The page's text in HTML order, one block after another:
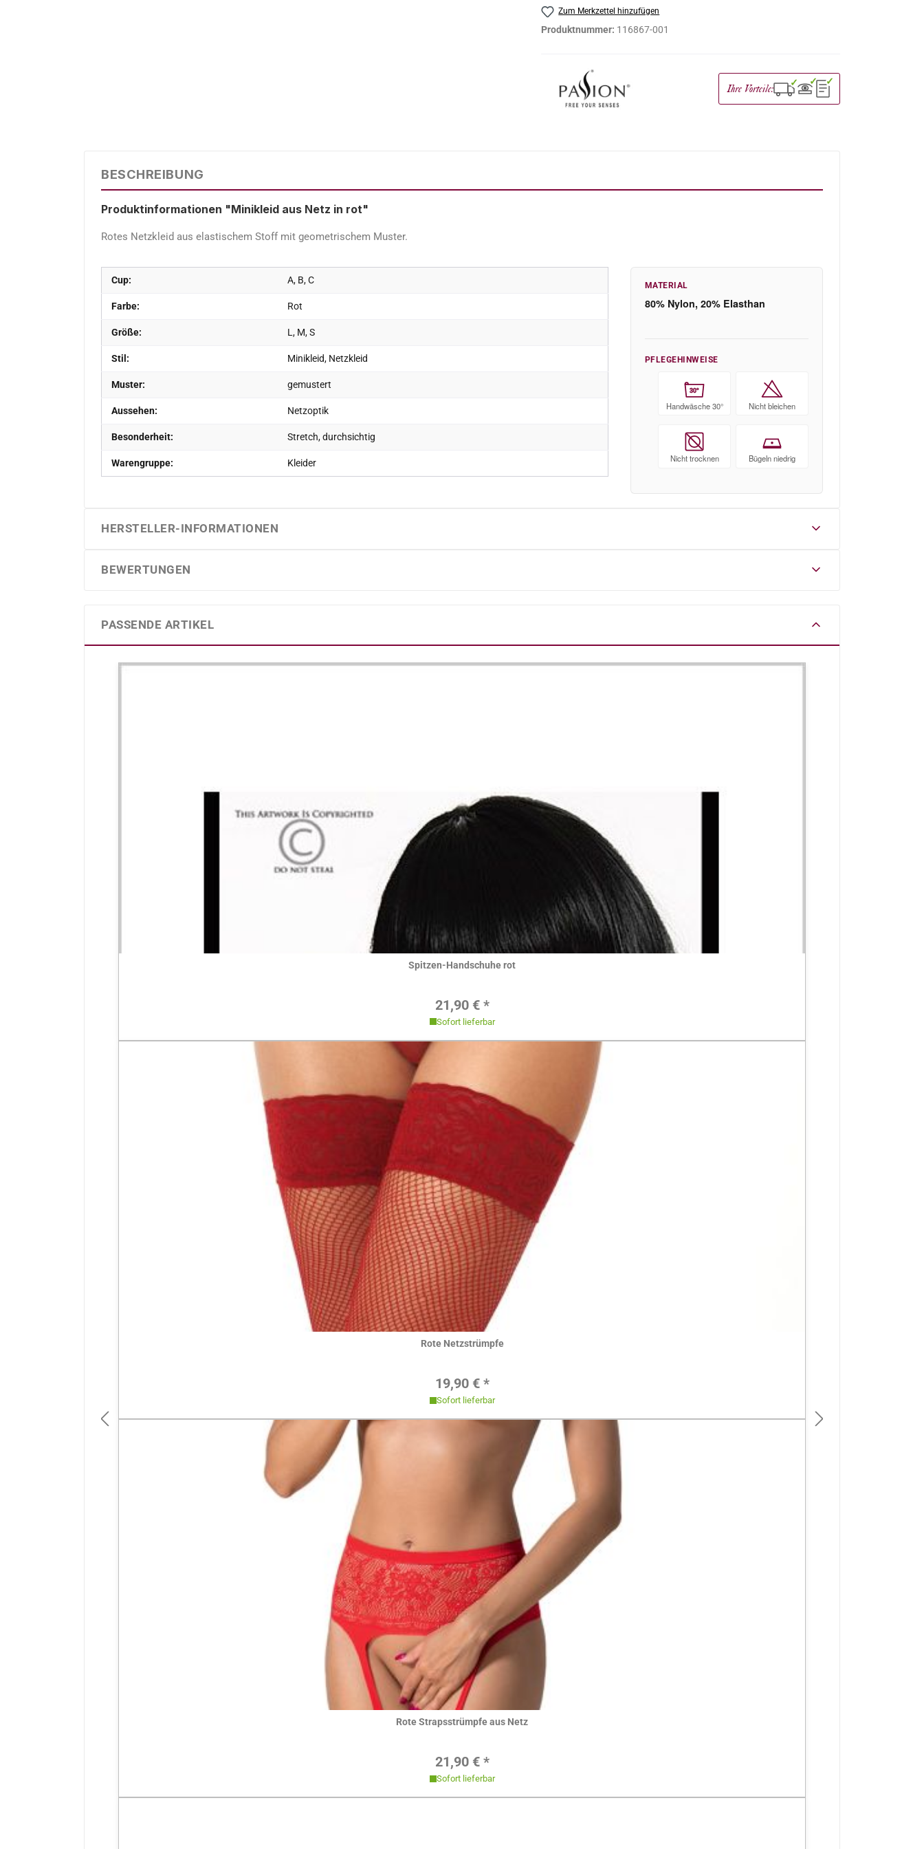
Zum Merkzettel hinzufügen
Produktnummer: 116867-001
Ihre Vorteile: ✓ ✓ ✓
BESCHREIBUNG
Produktinformationen "Minikleid aus Netz in rot"
Rotes Netzkleid aus elastischem Stoff mit geometrischem Muster.
Cup: A, B, C
Farbe: Rot
Größe: L, M, S
Stil: Minikleid, Netzkleid
Muster: gemustert
Aussehen: Netzoptik
Besonderheit: Stretch, durchsichtig
Warengruppe: Kleider
MATERIAL
80% Nylon, 20% Elasthan
PFLEGEHINWEISE
30°
Handwäsche 30° Nicht bleichen
Nicht trocknen Bügeln niedrig
HERSTELLER-INFORMATIONEN
BEWERTUNGEN
PASSENDE ARTIKEL
Produktgalerie überspringen
Hier ansehen
Spitzen-Handschuhe rot
Regulärer Preis:
21,90 € *
Sofort lieferbar
Hier ansehen
Rote Netzstrümpfe
Regulärer Preis:
19,90 € *
Sofort lieferbar
Hier ansehen
Rote Strapsstrümpfe aus Netz
Regulärer Preis:
21,90 € *
Sofort lieferbar